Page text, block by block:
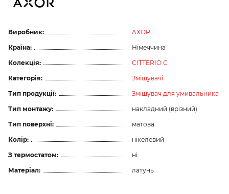
Виробник:
AXOR
Країна:
Німеччина
Колекція:
CITTERIO C
Категорія:
Змішувачі
Тип продукції:
Змішувач для умивальника
Тип монтажу:
накладний (врізний)
Тип поверхні:
матова
Колір:
нікелевий
З термостатом:
ні
Матеріал:
латунь